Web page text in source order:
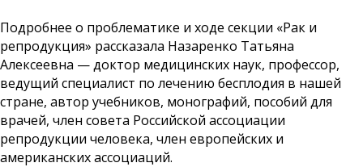
Подробнее о проблематике и ходе секции «Рак и
репродукция» рассказала Назаренко Татьяна
Алексеевна — доктор медицинских наук, профессор,
ведущий специалист по лечению бесплодия в нашей
стране, автор учебников, монографий, пособий для
врачей, член совета Российской ассоциации
репродукции человека, член европейских и
американских ассоциаций.